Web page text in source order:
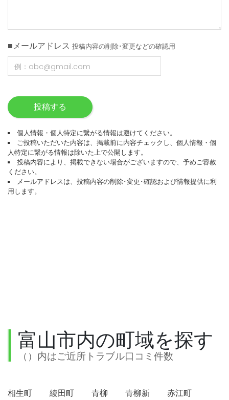
■メールアドレス 投稿内容の削除･変更などの確認用
投稿する
個人情報・個人特定に繋がる情報は避けてください。
ご投稿いただいた内容は、掲載前に内容チェックし、個人情報・個
人特定に繋がる情報は除いた上で公開します。
投稿内容により、掲載できない場合がございますので、予めご容赦
ください。
メールアドレスは、投稿内容の削除･変更･確認および情報提供に利
用します。
富山市内の町域を探す
（）内はご近所トラブル口コミ件数
相生町 綾田町 青柳 青柳新
赤江町